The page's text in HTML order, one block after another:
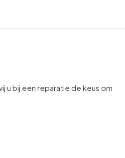
u bij een reparatie de keus om